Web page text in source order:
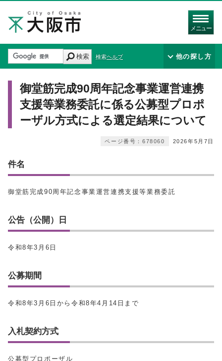
メニュー
検索 検索ヘルプ 他の探し方
御堂筋完成90周年記念事業運営連携
支援等業務委託に係る公募型プロポ
ーザル方式による選定結果について
2026年5月7日
ページ番号：678060
件名
御堂筋完成90周年記念事業運営連携支援等業務委託
公告（公開）日
令和8年3月6日
公募期間
令和8年3月6日から令和8年4月14日まで
入札契約方式
公募型プロポーザル